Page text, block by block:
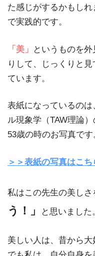
た感じがするかもし
で実践的です。
「美」
というものを
りして、じっくりと
ています。
表紙になっているの
ル現象学（TAW理論
53歳の時のお写真です
＞＞表紙の写真はこち
私はこの先生の美しさ
う！」
と思いました
美しい人は、昔から大